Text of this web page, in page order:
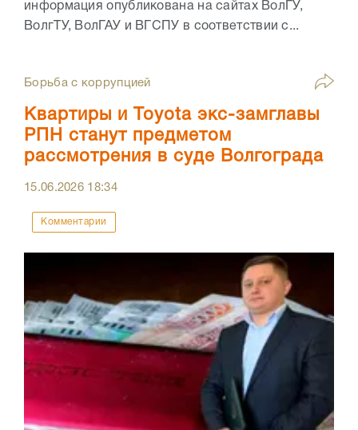
информация опубликована на сайтах ВолГУ,
ВолгТУ, ВолГАУ и ВГСПУ в соответствии с...
Борьба с коррупцией
Квартиры и Toyota экс-замглавы
РПН станут предметом
рассмотрения в суде Волгограда
15.06.2026 18:34
Комментарии